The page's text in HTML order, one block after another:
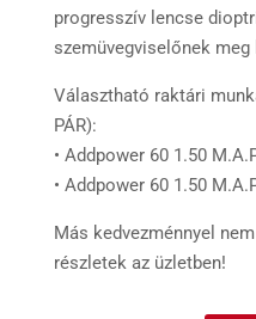
progresszív lencse
szemüvegviselőnek meg
Választható raktári
PÁR):
• Addpower 60 1.50
• Addpower 60 1.50
Más kedvezménnyel
részletek az üzletben!